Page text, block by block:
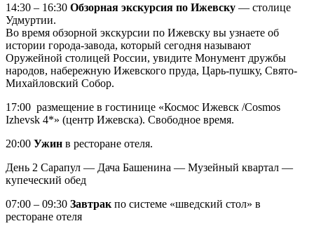
14:30 – 16:30 Обзорная экскурсия по Ижевску — столице
Удмуртии.
Во время обзорной экскурсии по Ижевску вы узнаете об
истории города-завода, который сегодня называют
Оружейной столицей России, увидите Монумент дружбы
народов, набережную Ижевского пруда, Царь-пушку, Свято-
Михайловский Собор.
17:00 размещение в гостинице «Космос Ижевск /Cosmos
Izhevsk 4*» (центр Ижевска). Свободное время.
20:00 Ужин в ресторане отеля.
День 2 Сарапул — Дача Башенина — Музейный квартал —
купеческий обед
07:00 – 09:30 Завтрак по системе «шведский стол» в
ресторане отеля